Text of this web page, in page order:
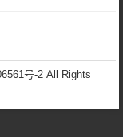
号-2All Rights